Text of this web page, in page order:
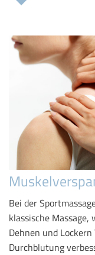
Bei der
klassische
Dehnen und
Durchblutung